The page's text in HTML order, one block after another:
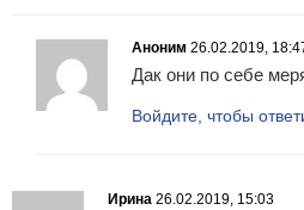
Аноним 26.02.2019,
Дак они по себе
Войдите, чтобы
Ирина 26.02.2019, 15:03